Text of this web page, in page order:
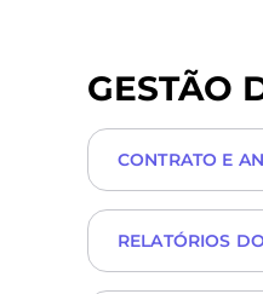
GESTÃO
CONTRATO E
RELATÓRIOS